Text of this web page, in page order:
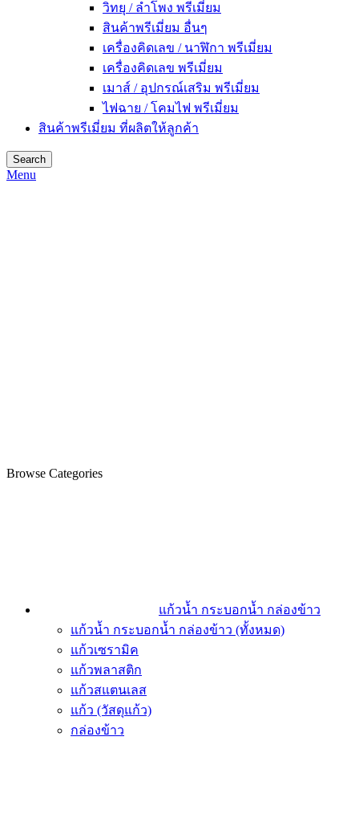
วิทยุ / ลำโพง พรีเมี่ยม
สินค้าพรีเมี่ยม อื่นๆ
เครื่องคิดเลข / นาฬิกา พรีเมี่ยม
เครื่องคิดเลข พรีเมี่ยม
เมาส์ / อุปกรณ์เสริม พรีเมี่ยม
ไฟฉาย / โคมไฟ พรีเมี่ยม
สินค้าพรีเมี่ยม ที่ผลิตให้ลูกค้า
Search
Menu
Browse Categories
แก้วน้ำ กระบอกน้ำ กล่องข้าว
แก้วน้ำ กระบอกน้ำ กล่องข้าว (ทั้งหมด)
แก้วเซรามิค
แก้วพลาสติก
แก้วสแตนเลส
แก้ว (วัสดุแก้ว)
กล่องข้าว